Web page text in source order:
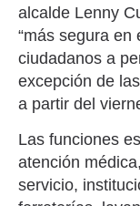
alcalde Lenny
“más segura en
ciudadanos a
excepción de
a partir del
Las funciones
atención
servicio,